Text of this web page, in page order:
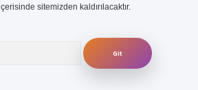
sitemizden kaldırılacaktır.